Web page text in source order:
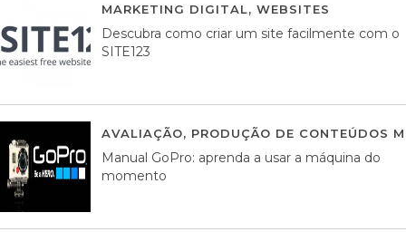
MARKETING DIGITAL, WEBSITES
Descubra como criar um site facilmente com o
SITE123
AVALIAÇÃO, PRODUÇÃO DE CONTEÚDOS
Manual GoPro: aprenda a usar a máquina do
momento